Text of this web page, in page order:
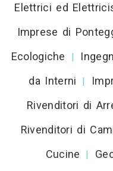
Elettrici ed
Imprese di
Ecologiche
|
da Interni
|
Rivenditori di
Rivenditori di
Cucine
|